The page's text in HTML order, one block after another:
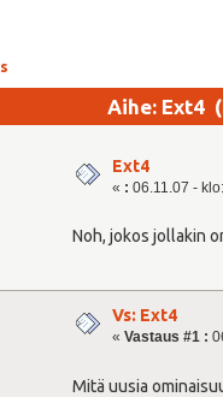
Aihe: Ext4
Ext4
« : 06.11.07 -
Noh, jokos jollakin
Vs: Ext4
«Vastaus #1 :
Mitä uusia